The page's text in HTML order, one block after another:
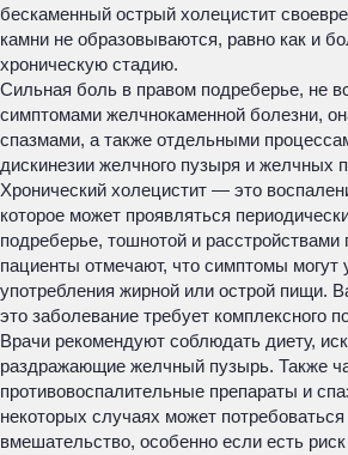
бескаменный острый холецистит
камни не образовываются, равно как и
хроническую стадию.
Сильная боль в правом подреберье, не
симптомами желчнокаменной болезни,
спазмами, а также отдельными
дискинезии желчного пузыря и желчных
Хронический холецистит — это
которое может проявляться
подреберье, тошнотой и
пациенты отмечают, что симптомы могут
употребления жирной или острой пищи.
это заболевание требует комплексного
Врачи рекомендуют соблюдать диету,
раздражающие желчный пузырь. Также
противовоспалительные препараты и
некоторых случаях может потребоваться
вмешательство, особенно если есть